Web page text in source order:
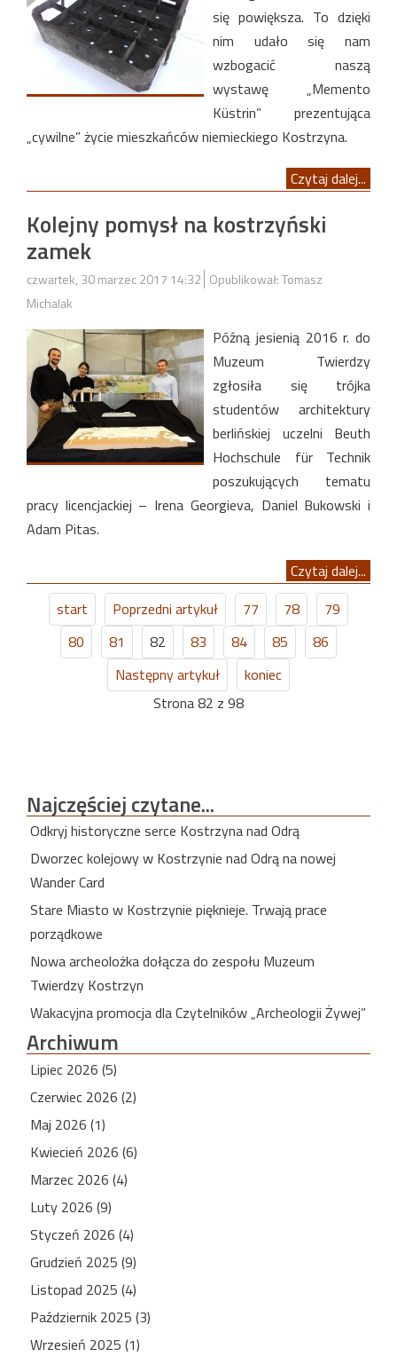
się powiększa. To dzięki
nim udało się nam
wzbogacić naszą
wystawę „Memento
Küstrin” prezentująca
„cywilne” życie mieszkańców niemieckiego Kostrzyna.
Czytaj dalej...
Kolejny pomysł na kostrzyński
zamek
czwartek, 30 marzec 2017 14:32 Opublikował: Tomasz
Michalak
Późną jesienią 2016 r. do
Muzeum Twierdzy
zgłosiła się trójka
studentów architektury
berlińskiej uczelni Beuth
Hochschule für Technik
poszukujących tematu
pracy licencjackiej – Irena Georgieva, Daniel Bukowski i
Adam Pitas.
Czytaj dalej...
start
Poprzedni artykuł 77 78
79
80
81 82 83 84 85
86
Następny artykuł
koniec
Strona 82 z 98
Najczęściejczytane...
Odkryj historyczne serce Kostrzyna nad Odrą
Dworzec kolejowy w Kostrzynie nad Odrą na nowej
Wander Card
Stare Miasto w Kostrzynie pięknieje. Trwają prace
porządkowe
Nowa archeolożka dołącza do zespołu Muzeum
Twierdzy Kostrzyn
Wakacyjna promocja dla Czytelników „Archeologii Żywej”
Archiwum
Lipiec 2026 (5)
Czerwiec 2026 (2)
Maj 2026 (1)
Kwiecień 2026 (6)
Marzec 2026 (4)
Luty 2026 (9)
Styczeń 2026 (4)
Grudzień 2025 (9)
Listopad 2025 (4)
Październik 2025 (3)
Wrzesień 2025 (1)